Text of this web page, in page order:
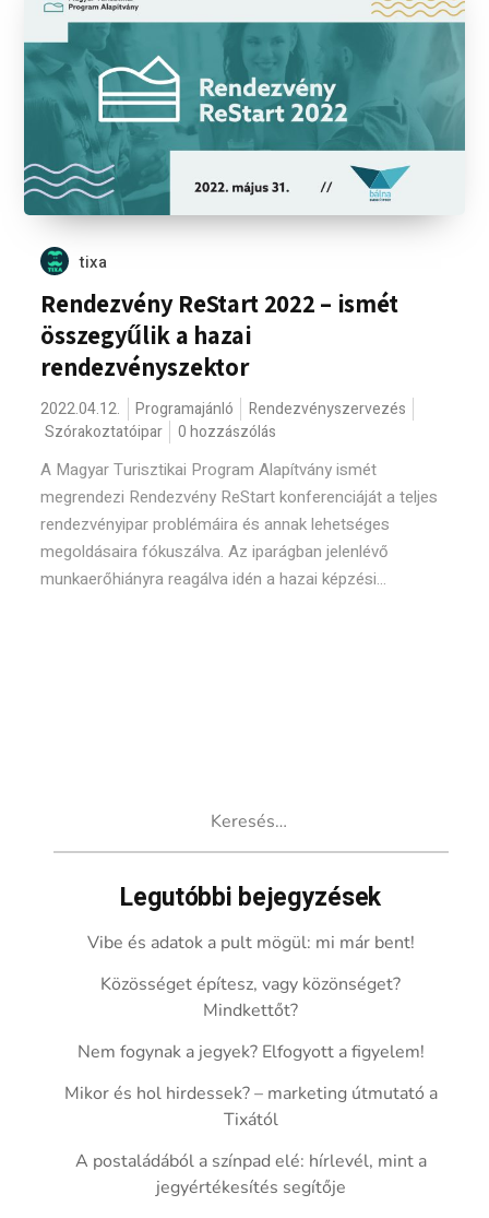
tixa
Rendezvény ReStart 2022 – ismét
összegyűlik a hazai
rendezvényszektor
2022.04.12. Programajánló
Rendezvényszervezés
Szórakoztatóipar
0 hozzászólás
A Magyar Turisztikai Program Alapítvány ismét
megrendezi Rendezvény ReStart konferenciáját a teljes
rendezvényipar problémáira és annak lehetséges
megoldásaira fókuszálva. Az iparágban jelenlévő
munkaerőhiányra reagálva idén a hazai képzési...
Legutóbbi bejegyzések
Vibe és adatok a pult mögül: mi már bent!
Közösséget építesz, vagy közönséget?
Mindkettőt?
Nem fogynak a jegyek? Elfogyott a figyelem!
Mikor és hol hirdessek? – marketing útmutató a
Tixától
A postaládából a színpad elé: hírlevél, mint a
jegyértékesítés segítője